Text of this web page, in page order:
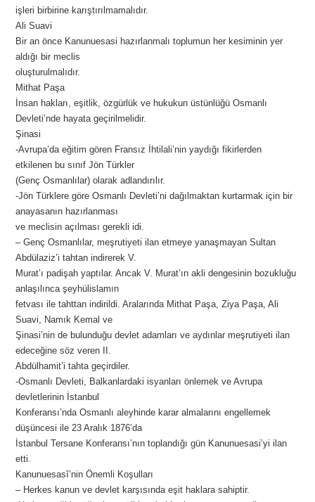
işleri birbirine karıştırılmamalıdır.
Ali Suavi
Bir an önce Kanunuesasi hazırlanmalı toplumun her kesiminin yer
aldığı bir meclis
oluşturulmalıdır.
Mithat Paşa
İnsan hakları, eşitlik, özgürlük ve hukukun üstünlüğü Osmanlı
Devleti’nde hayata geçirilmelidir.
Şinasi
-Avrupa’da eğitim gören Fransız İhtilali’nin yaydığı fikirlerden
etkilenen bu sınıf Jön Türkler
(Genç Osmanlılar) olarak adlandırılır.
-Jön Türklere göre Osmanlı Devleti’ni dağılmaktan kurtarmak için bir
anayasanın hazırlanması
ve meclisin açılması gerekli idi.
– Genç Osmanlılar, meşrutiyeti ilan etmeye yanaşmayan Sultan
Abdülaziz’i tahtan indirerek V.
Murat’ı padişah yaptılar. Ancak V. Murat’ın akli dengesinin bozukluğu
anlaşılınca şeyhülislamın
fetvası ile tahttan indirildi. Aralarında Mithat Paşa, Ziya Paşa, Ali
Suavi, Namık Kemal ve
Şinasi’nin de bulunduğu devlet adamları ve aydınlar meşrutiyeti ilan
edeceğine söz veren II.
Abdülhamit’i tahta geçirdiler.
-Osmanlı Devleti, Balkanlardaki isyanları önlemek ve Avrupa
devletlerinin İstanbul
Konferansı’nda Osmanlı aleyhinde karar almalarını engellemek
düşüncesi ile 23 Aralık 1876’da
İstanbul Tersane Konferansı’nın toplandığı gün Kanunuesasi’yi ilan
etti.
Kanunuesasî’nin Önemli Koşulları
– Herkes kanun ve devlet karşısında eşit haklara sahiptir.